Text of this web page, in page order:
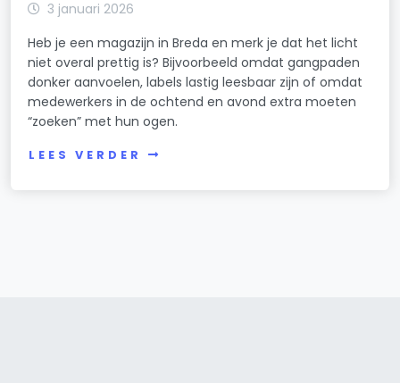
3 januari 2026
Heb je een magazijn in Breda en merk je dat het licht
niet overal prettig is? Bijvoorbeeld omdat gangpaden
donker aanvoelen, labels lastig leesbaar zijn of omdat
medewerkers in de ochtend en avond extra moeten
“zoeken” met hun ogen.
LEES VERDER